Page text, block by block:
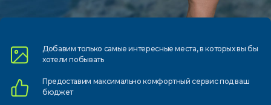
Добавим только самыеинтересные места, в которыхвы бы
хотели побывать
Предоставим максимально комфортныйсервис под ваш
бюджет